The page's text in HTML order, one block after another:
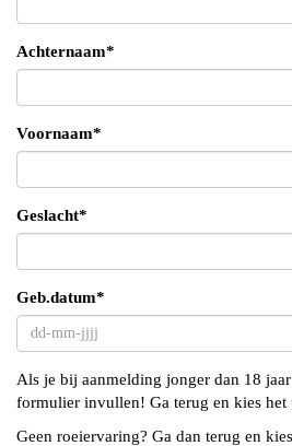
Achternaam*
Voornaam*
Geslacht*
Geb.datum*
Als je bij aanmelding jonger dan 18
formulier invullen! Ga terug en kies
Geen roeiervaring? Ga dan terug en